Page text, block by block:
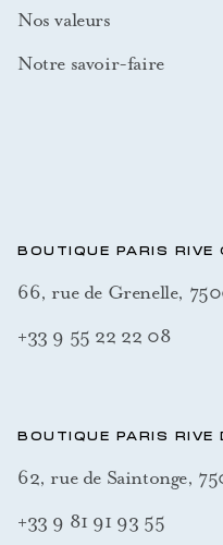
Nos valeurs
Notre savoir-faire
BOUTIQUE PARIS RIVE
66, rue de Grenelle,
+33 9 55 22 22 08
BOUTIQUE PARIS RIVE
62, rue de Saintonge,
+33 9 81 91 93 55